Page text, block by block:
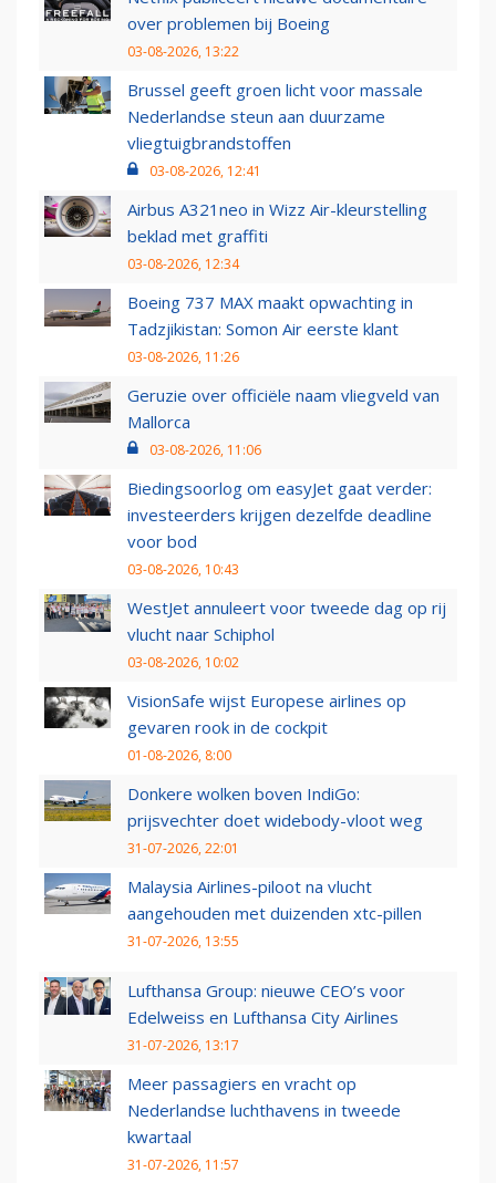
over problemen bij Boeing
03-08-2026, 13:22
Brussel geeft groen licht voor massale
Nederlandse steun aan duurzame
vliegtuigbrandstoffen
03-08-2026, 12:41
Airbus A321neo in Wizz Air-kleurstelling
beklad met graffiti
03-08-2026, 12:34
Boeing 737 MAX maakt opwachting in
Tadzjikistan: Somon Air eerste klant
03-08-2026, 11:26
Geruzie over officiële naam vliegveld van
Mallorca
03-08-2026, 11:06
Biedingsoorlog om easyJet gaat verder:
investeerders krijgen dezelfde deadline
voor bod
03-08-2026, 10:43
WestJet annuleert voor tweede dag op rij
vlucht naar Schiphol
03-08-2026, 10:02
VisionSafe wijst Europese airlines op
gevaren rook in de cockpit
01-08-2026, 8:00
Donkere wolken boven IndiGo:
prijsvechter doet widebody-vloot weg
31-07-2026, 22:01
Malaysia Airlines-piloot na vlucht
aangehouden met duizenden xtc-pillen
31-07-2026, 13:55
Lufthansa Group: nieuwe CEO’s voor
Edelweiss en Lufthansa City Airlines
31-07-2026, 13:17
Meer passagiers en vracht op
Nederlandse luchthavens in tweede
kwartaal
31-07-2026, 11:57